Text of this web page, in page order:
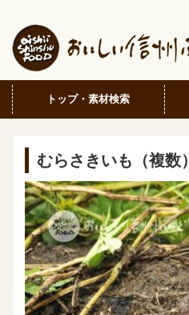
トップ・素材検索
むらさきいも（複数）